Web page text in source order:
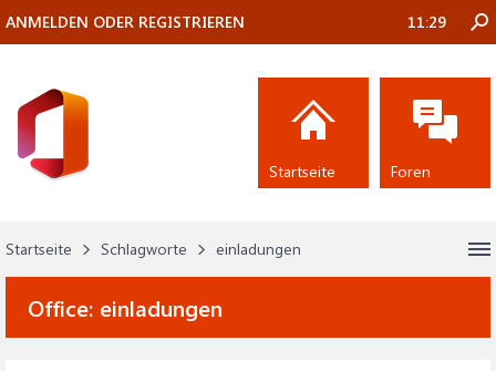
Startseite Schlagworte einladungen
Office: einladungen
ANMELDEN ODER REGISTRIEREN 11:29
Startseite Foren